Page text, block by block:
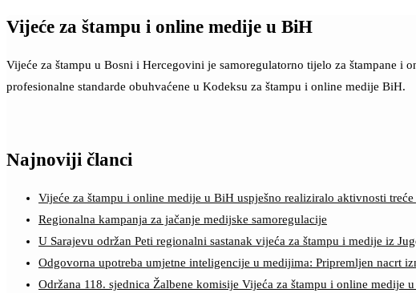
Vijeće za štampu i online medije u BiH
Vijeće za štampu u Bosni i Hercegovini je samoregulatorno tijelo za štampane i
profesionalne standarde obuhvaćene u Kodeksu za štampu i online medije BiH.
Najnoviji članci
Vijeće za štampu i online medije u BiH uspješno realiziralo aktivnosti
Regionalna kampanja za jačanje medijske samoregulacije
U Sarajevu održan Peti regionalni sastanak vijeća za štampu i medije iz
Odgovorna upotreba umjetne inteligencije u medijima: Pripremljen nacrt
Održana 118. sjednica Žalbene komisije Vijeća za štampu i online medije